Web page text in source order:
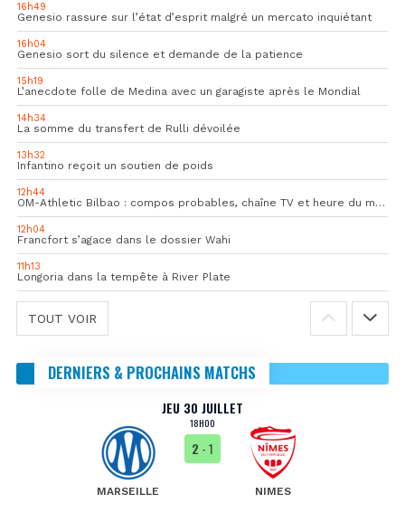
16h49
Genesio rassure sur l’état d’esprit malgré un mercato inquiétant
16h04
Genesio sort du silence et demande de la patience
15h19
L’anecdote folle de Medina avec un garagiste après le Mondial
14h34
La somme du transfert de Rulli dévoilée
13h32
Infantino reçoit un soutien de poids
12h44
OM-Athletic Bilbao : compos probables, chaîne TV et heure du match
12h04
Francfort s’agace dans le dossier Wahi
11h13
Longoria dans la tempête à River Plate
TOUT VOIR
DERNIERS & PROCHAINS MATCHS
JEU 30 JUILLET
18H00
MARSEILLE
2 - 1
NIMES